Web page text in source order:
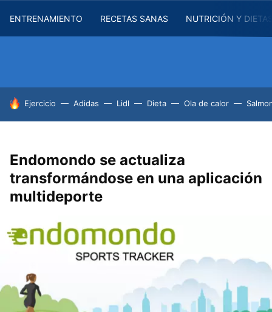
ENTRENAMIENTO RECETAS SANAS NUTRICIÓN Y
HOY SE HABLA DE
Ejercicio Adidas Lidl Dieta Ola de calor
Endomondo se actualiza
transformándose en una aplicación
multideporte